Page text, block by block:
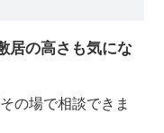
居の高さも気にな
の場で相談できま